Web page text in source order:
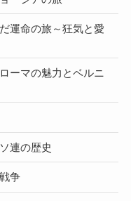
運命の旅～狂気と愛
ーマの魅力とベルニ
連の歴史
争